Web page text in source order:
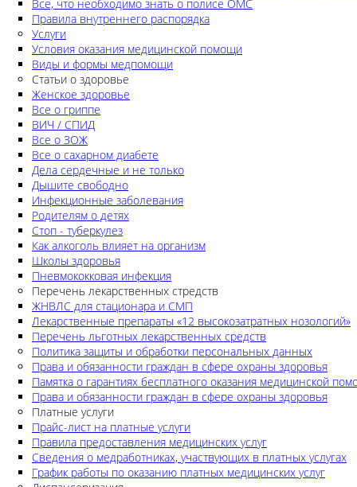
Все, что необходимо знать о полисе ОМС
Правила внутреннего распорядка
Услуги
Условия оказания медицинской помощи
Виды и формы медпомощи
Статьи о здоровье
Женское здоровье
Все о гриппе
ВИЧ / СПИД
Все о ЗОЖ
Все о сахарном диабете
Дела сердечные и не только
Дышите свободно
Инфекционные заболевания
Родителям о детях
Стоп - туберкулез
Как алкоголь влияет на организм
Школы здоровья
Пневмококковая инфекция
Перечень лекарственных стредств
ЖНВЛС для стационара и СМП
Лекарственные препараты «12 высокозатратных нозологий»
Перечень льготных лекарственных средств
Политика защиты и обработки персональных данных
Права и обязанности граждан в сфере охраны здоровья
Памятка о гарантиях бесплатного оказания медицинской
Права и обязанности граждан в сфере охраны здоровья
Платные услуги
Прайс-лист на платные услуги
Правила предоставления медицинских услуг
Сведения о медработниках, участвующих в платных услугах
График работы по оказанию платных медицинских услуг